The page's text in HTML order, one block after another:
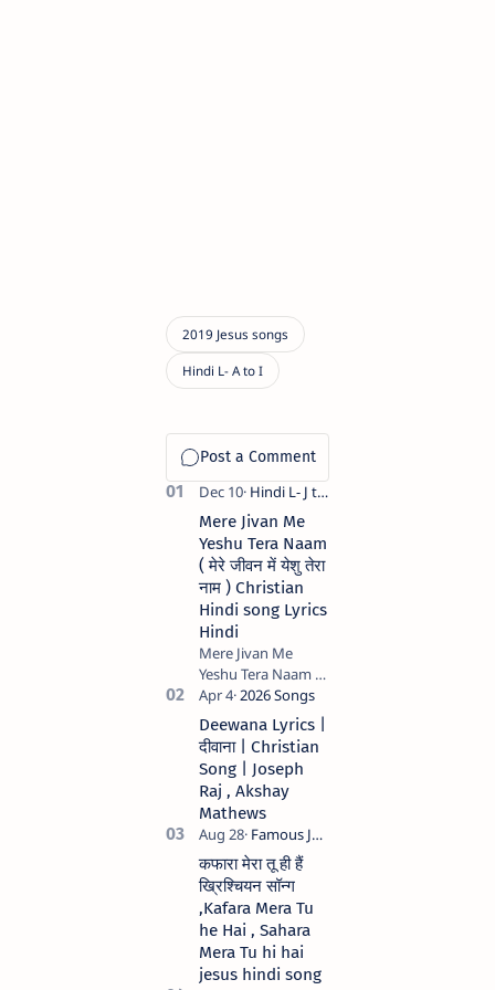
Mere Jivan Me
Yeshu Tera Naam
( मेरे जीवन में येशु तेरा
नाम ) Christian
Hindi song Lyrics
Hindi
Mere Jivan Me
Yeshu Tera Naam (
मेरे जीवन में येशु तेरा नाम )
Christian Hindi
song Lyrics Hindi
Anil Kant …
Deewana Lyrics |
दीवाना | Christian
Song | Joseph
Raj , Akshay
Mathews
कफारा मेरा तू ही हैं
ख्रिश्चियन सॉन्ग
,Kafara Mera Tu
he Hai , Sahara
Mera Tu hi hai
jesus hindi song